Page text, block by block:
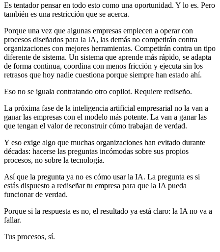
Es tentador pensar en todo esto como una oportunidad. Y lo es. Pero
también es una restricción que se acerca.
Porque una vez que algunas empresas empiecen a operar con
procesos diseñados para la IA, las demás no competirán contra
organizaciones con mejores herramientas. Competirán contra un tipo
diferente de sistema. Un sistema que aprende más rápido, se adapta
de forma continua, coordina con menos fricción y ejecuta sin los
retrasos que hoy nadie cuestiona porque siempre han estado ahí.
Eso no se iguala contratando otro copilot. Requiere rediseño.
La próxima fase de la inteligencia artificial empresarial no la van a
ganar las empresas con el modelo más potente. La van a ganar las
que tengan el valor de reconstruir cómo trabajan de verdad.
Y eso exige algo que muchas organizaciones han evitado durante
décadas: hacerse las preguntas incómodas sobre sus propios
procesos, no sobre la tecnología.
Así que la pregunta ya no es cómo usar la IA. La pregunta es si
estás dispuesto a rediseñar tu empresa para que la IA pueda
funcionar de verdad.
Porque si la respuesta es no, el resultado ya está claro: la IA no va a
fallar.
Tus procesos, sí.